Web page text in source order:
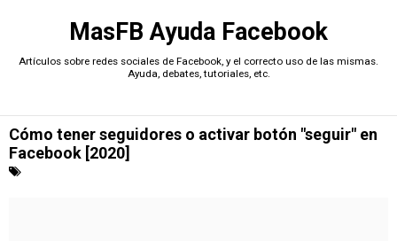
MasFB Ayuda Facebook
Artículos sobre redes sociales de Facebook, y el correcto uso de las mismas.
Ayuda, debates, tutoriales, etc.
Cómo tener seguidores o activar botón "seguir" en
Facebook [2020]